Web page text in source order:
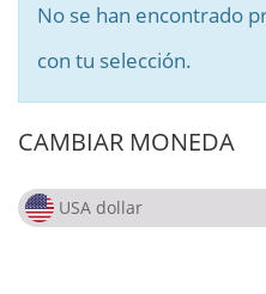
No se han encontrado
con tu selección.
CAMBIAR MONEDA
USA dollar
USA dollar